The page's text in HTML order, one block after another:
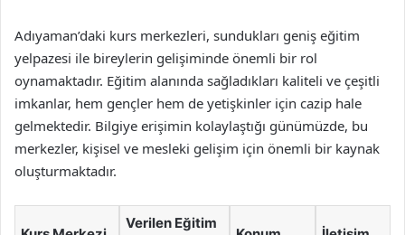
Adıyaman’daki kurs merkezleri, sundukları geniş eğitim
yelpazesi ile bireylerin gelişiminde önemli bir rol
oynamaktadır. Eğitim alanında sağladıkları kaliteli ve çeşitli
imkanlar, hem gençler hem de yetişkinler için cazip hale
gelmektedir. Bilgiye erişimin kolaylaştığı günümüzde, bu
merkezler, kişisel ve mesleki gelişim için önemli bir kaynak
oluşturmaktadır.
Verilen Eğitim